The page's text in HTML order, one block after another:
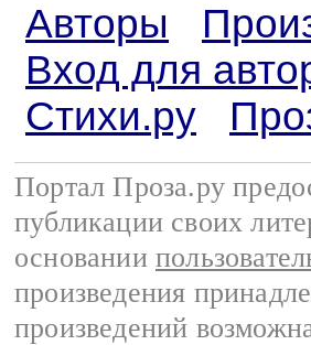
Авторы
Вход для
Стихи.ру
Портал Проза.ру
публикации своих
основании
произведения
произведений